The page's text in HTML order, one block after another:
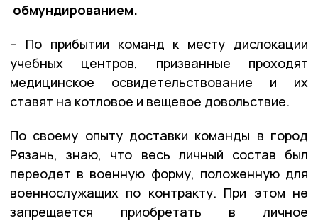
обмундированием.
– По прибытии команд к месту дислокации
учебных центров, призванные проходят
медицинское освидетельствование и их
ставят на котловое и вещевое довольствие.
По своему опыту доставки команды в город
Рязань, знаю, что весь личный состав был
переодет в военную форму, положенную для
военнослужащих по контракту. При этом не
запрещается приобретать в личное